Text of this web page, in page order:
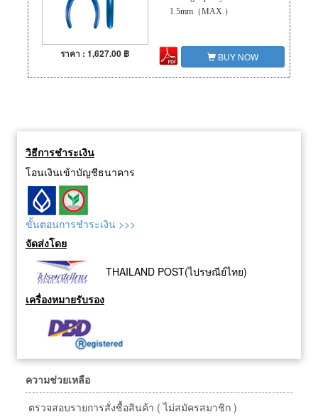
1.5mm（MAX.）
ราคา : 1,627.00 ฿ BUY NOW
วิธีการชำระเงิน
โอนเงินเข้าบัญชีธนาคาร
ขั้นตอนการชำระเงิน >>>
จัดส่งโดย
THAILAND POST(ไปรษณีย์ไทย)
เครื่องหมายรับรอง
ความช่วยเหลือ
ตรวจสอบรายการสั่งซื้อสินค้า ( ไม่สมัครสมาชิก )